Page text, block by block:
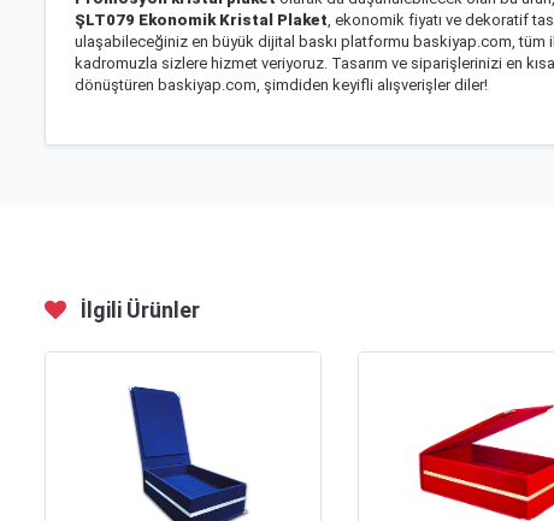
ŞLT079 Ekonomik Kristal Plaket, ekonomik fiyatı ve dekoratif
ulaşabileceğiniz en büyük dijital baskı platformu baskiyap.com, tüm
kadromuzla sizlere hizmet veriyoruz. Tasarım ve siparişlerinizi en
dönüştüren baskiyap.com, şimdiden keyifli alışverişler diler!
İlgili Ürünler